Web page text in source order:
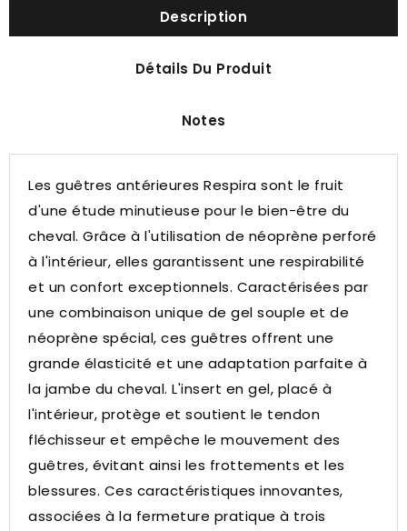
Description
Détails Du Produit
Notes
Les guêtres antérieures Respira sont le fruit
d'une étude minutieuse pour le bien-être du
cheval. Grâce à l'utilisation de néoprène perforé
à l'intérieur, elles garantissent une respirabilité
et un confort exceptionnels. Caractérisées par
une combinaison unique de gel souple et de
néoprène spécial, ces guêtres offrent une
grande élasticité et une adaptation parfaite à
la jambe du cheval. L'insert en gel, placé à
l'intérieur, protège et soutient le tendon
fléchisseur et empêche le mouvement des
guêtres, évitant ainsi les frottements et les
blessures. Ces caractéristiques innovantes,
associées à la fermeture pratique à trois